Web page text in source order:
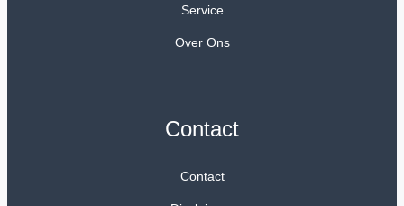
Service
Over Ons
Contact
Contact